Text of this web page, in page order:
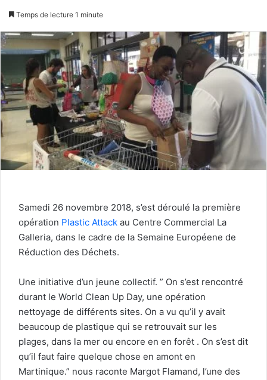
Temps de lecture 1 minute
Samedi 26 novembre 2018, s’est déroulé la première
opération Plastic Attack au Centre Commercial La
Galleria, dans le cadre de la Semaine Européene de
Réduction des Déchets.
Une initiative d’un jeune collectif. ” On s’est rencontré
durant le World Clean Up Day, une opération
nettoyage de différents sites. On a vu qu’il y avait
beaucoup de plastique qui se retrouvait sur les
plages, dans la mer ou encore en en forêt . On s’est dit
qu’il faut faire quelque chose en amont en
Martinique.” nous raconte Margot Flamand, l’une des